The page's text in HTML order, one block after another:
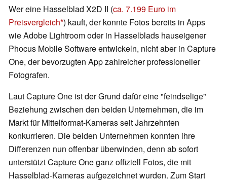
Wer eine Hasselblad X2D II (ca. 7.199 Euro im
Preisvergleich ) kauft, der konnte Fotos bereits in Apps
wie Adobe Lightroom oder in Hasselblads hauseigener
Phocus Mobile Software entwickeln, nicht aber in Capture
One, der bevorzugten App zahlreicher professioneller
Fotografen.
Laut Capture One ist der Grund dafür eine "feindselige"
Beziehung zwischen den beiden Unternehmen, die im
Markt für Mittelformat-Kameras seit Jahrzehnten
konkurrieren. Die beiden Unternehmen konnten ihre
Differenzen nun offenbar überwinden, denn ab sofort
unterstützt Capture One ganz offiziell Fotos, die mit
Hasselblad-Kameras aufgezeichnet wurden. Zum Start